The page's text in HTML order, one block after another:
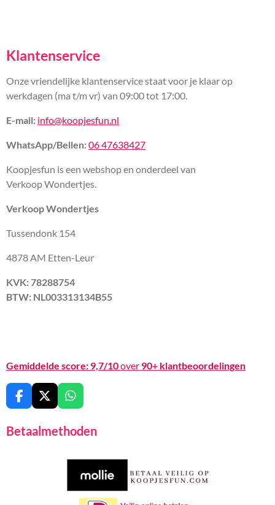
Klantenservice
Onze vriendelijke klantenservice staat voor je klaar op
werkdagen (ma t/m vr) van 09:00 tot 17:00.
E-mail: info@koopjesfun.nl
WhatsApp/Bellen:06 47638427
Koopjesfun is een webshop en onderdeel van
Verkoop Wondertjes.
Verkoop Wondertjes
Tussendonk 154
4878 AM Etten-Leur
KVK: 78288754
BTW: NL003313134B55
Gemiddelde score: 9,7/10over 90+ klantbeoordelingen
F
a
c
e
X
W
h
t
A
Betaalmethoden